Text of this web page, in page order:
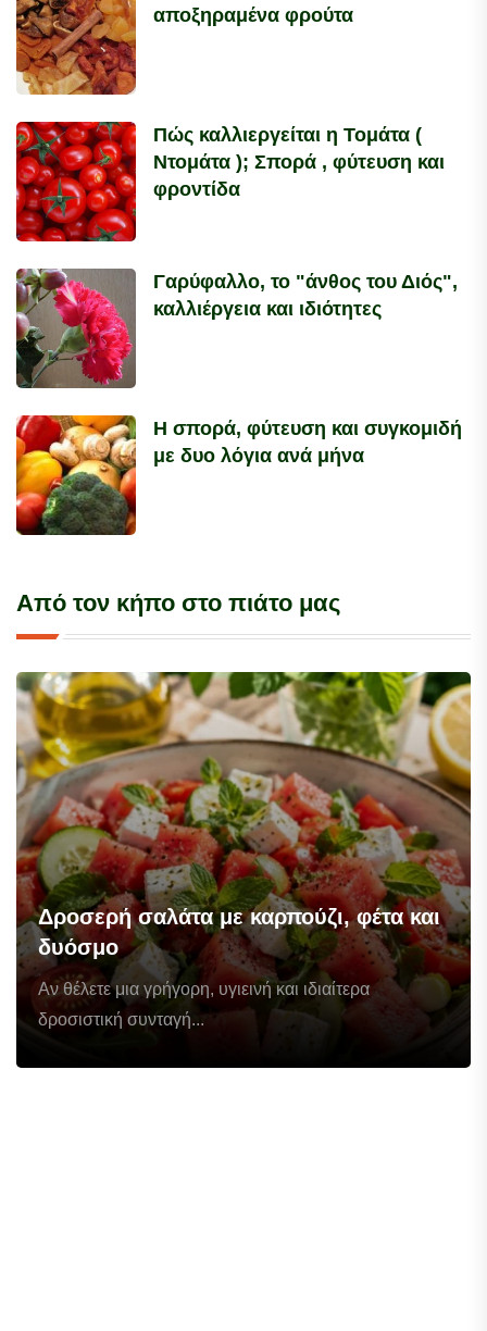
αποξηραμένα φρούτα
Πώς καλλιεργείται η Τομάτα (
Ντομάτα ); Σπορά , φύτευση και
φροντίδα
Γαρύφαλλο, το "άνθος του Διός",
καλλιέργεια και ιδιότητες
Η σπορά, φύτευση και συγκομιδή
με δυο λόγια ανά μήνα
Από τον κήπο στο πιάτο μας
Δροσερή σαλάτα με καρπούζι, φέτα και
δυόσμο
Αν θέλετε μια γρήγορη, υγιεινή και ιδιαίτερα
δροσιστική συνταγή...